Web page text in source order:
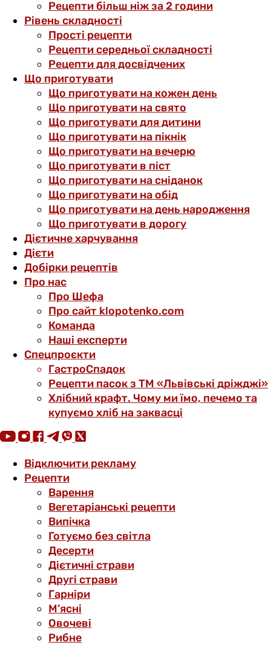
Рецепти більш ніж за 2 години
Рівень складності
Прості рецепти
Рецепти середньої складності
Рецепти для досвідчених
Що приготувати
Що приготувати на кожен день
Що приготувати на свято
Що приготувати для дитини
Що приготувати на пікнік
Що приготувати на вечерю
Що приготувати в піст
Що приготувати на сніданок
Що приготувати на обід
Що приготувати на день народження
Що приготувати в дорогу
Дієтичне харчування
Дієти
Добірки рецептів
Про нас
Про Шефа
Про сайт klopotenko.com
Команда
Наші експерти
Спецпроєкти
ГастроСпадок
Рецепти пасок з ТМ «Львівські дріжджі»
Хлібний крафт. Чому ми їмо, печемо та
купуємо хліб на заквасці
Відключити рекламу
Рецепти
Варення
Вегетаріанські рецепти
Випічка
Готуємо без світла
Десерти
Дієтичні страви
Другі страви
Гарніри
М’ясні
Овочеві
Рибне